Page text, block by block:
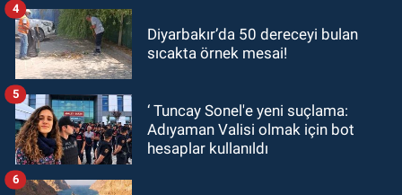
Diyarbakır’da 50 dereceyi bulan
sıcakta örnek mesai!
4
‘ Tuncay Sonel'e yeni suçlama:
Adıyaman Valisi olmak için bot
hesaplar kullanıldı
5
6